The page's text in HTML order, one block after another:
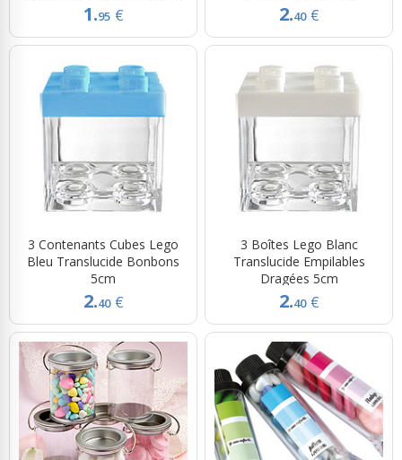
1.95 € 2.40 €
3 Contenants Cubes Lego
Bleu Translucide Bonbons
5cm
2.40 €
3 Boîtes Lego Blanc
Translucide Empilables
Dragées 5cm
2.40 €